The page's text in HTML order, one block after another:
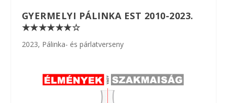
GYERMELYI PÁLINKA EST 2010-2023.
★★★★★★☆
2023, Pálinka- és párlatverseny